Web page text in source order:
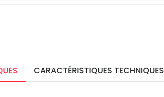
CARACTÉRISTIQUES TECHNIQUES